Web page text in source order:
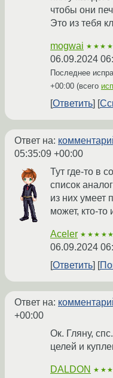
чтобы они
Это из тебя
mogwai
06.09.2024
Последнее
+00:00 (всего
Ответить
Ответ на:
05:35:09 +00:00
Тут где-то в
список
из них умеет
может, кто-то
Aceler ★★★★★
06.09.2024
Ответить
Ответ на:
+00:00
Ок. Гляну,
целей и
DALDON